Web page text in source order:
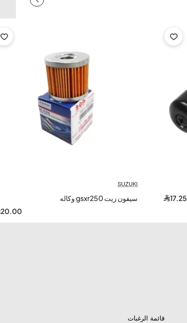
17.25
SUZUKI
سيفون زيت gsxr250 وكاله
20.00
قائمة الرغبات